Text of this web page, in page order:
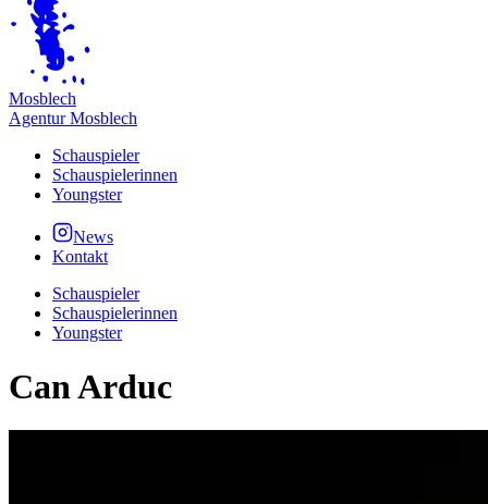
Mosblech
Agentur Mosblech
Schauspieler
Schauspielerinnen
Youngster
News
Kontakt
Schauspieler
Schauspielerinnen
Youngster
Can Arduc